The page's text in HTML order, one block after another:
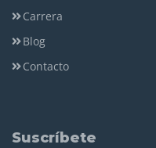
Carrera
Blog
Contacto
Suscríbete